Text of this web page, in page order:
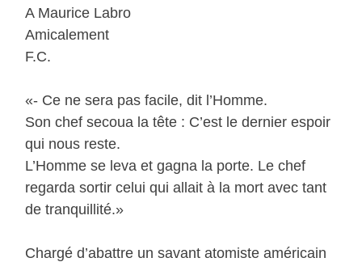
A Maurice Labro
Amicalement
F.C.
«- Ce ne sera pas facile, dit l’Homme.
Son chef secoua la tête : C’est le dernier espoir
qui nous reste.
L’Homme se leva et gagna la porte. Le chef
regarda sortir celui qui allait à la mort avec tant
de tranquillité.»
Chargé d’abattre un savant atomiste américain